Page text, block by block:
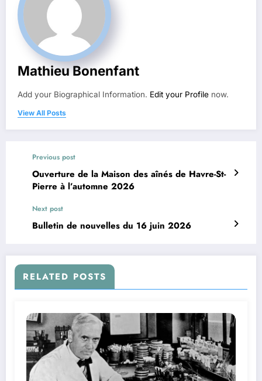
Mathieu Bonenfant
Add your Biographical Information. Edit your Profile now.
View All Posts
Previous post
Ouverture de la Maison des aînés de Havre-St-
Pierre à l’automne 2026
Next post
Bulletin de nouvelles du 16 juin 2026
RELATED POSTS